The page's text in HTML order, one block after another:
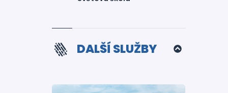
DALŠÍ SLUŽBY